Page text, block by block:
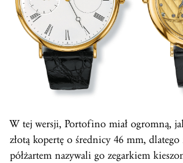
W tej wersji, Portofino miał ogromną,
złotą kopertę o średnicy 46 mm,
półżartem nazywali go zegarkiem